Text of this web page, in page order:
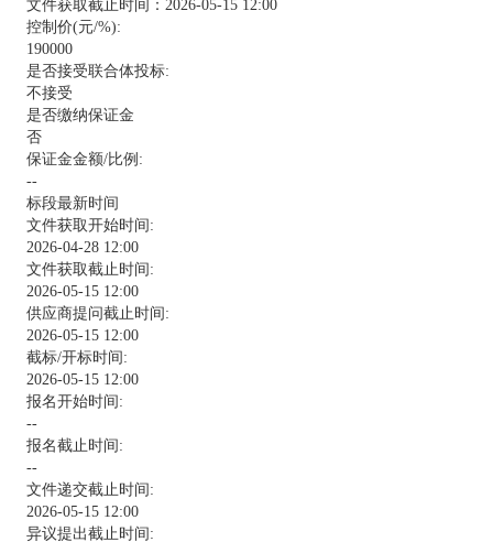
文件获取截止时间：2026-05-15 12:00
控制价(元/%):
190000
是否接受联合体投标:
不接受
是否缴纳保证金
否
保证金金额/比例:
--
标段最新时间
文件获取开始时间:
2026-04-28 12:00
文件获取截止时间:
2026-05-15 12:00
供应商提问截止时间:
2026-05-15 12:00
截标/开标时间:
2026-05-15 12:00
报名开始时间:
--
报名截止时间:
--
文件递交截止时间:
2026-05-15 12:00
异议提出截止时间: